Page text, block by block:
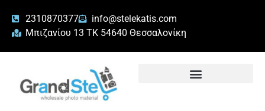
2310870377
info@stelekatis.com
Μπιζανίου 13 ΤΚ 54640 Θεσσαλονίκη